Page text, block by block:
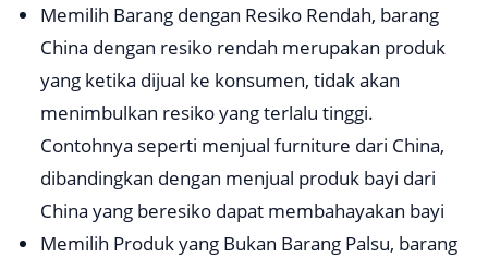
Memilih Barang dengan Resiko Rendah, barang
China dengan resiko rendah merupakan produk
yang ketika dijual ke konsumen, tidak akan
menimbulkan resiko yang terlalu tinggi.
Contohnya seperti menjual furniture dari China,
dibandingkan dengan menjual produk bayi dari
China yang beresiko dapat membahayakan bayi
Memilih Produk yang Bukan Barang Palsu, barang